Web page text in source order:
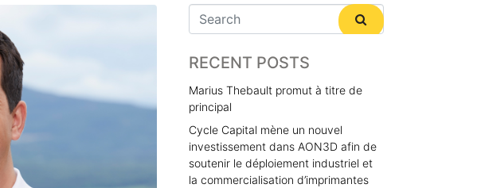
RECENT POSTS
Marius Thebault promut à titre de
principal
Cycle Capital mène un nouvel
investissement dans AON3D afin de
soutenir le déploiement industriel et
la commercialisation d’imprimantes